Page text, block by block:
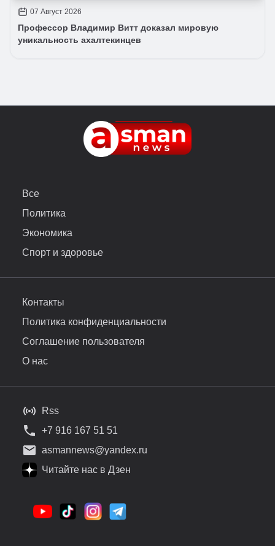
07 Август 2026
Профессор Владимир Витт доказал мировую
уникальность ахалтекинцев
Все
Политика
Экономика
Спорт и здоровье
Контакты
Политика конфиденциальности
Соглашение пользователя
О нас
Rss
+7 916 167 51 51
asmannews@yandex.ru
Читайте нас в Дзен